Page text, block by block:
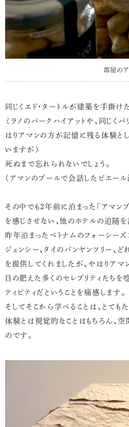
部屋のア
同じくエド・タートルが建築を手掛け
ミラノのパークハイアットや、同じく
はりアマンの方が記憶に残る体験と
いますが）
死ぬまで忘れられないでしょう。
（アマンのプールで会話したピエー
その中でも2年前に泊まった「アマン
を感じさせない、他のホテルの追随
昨年泊まったベトナムのフォーシーズ
ジェンシー、タイのバンヤンツリー、
を提供してくれましたが、やはりアマ
目の肥えた多くのセレブリティたち
ティビティだということを痛感します。
そしてそこから学べることは、とてもた
体験とは視覚的なことはもちろん、空
のです。